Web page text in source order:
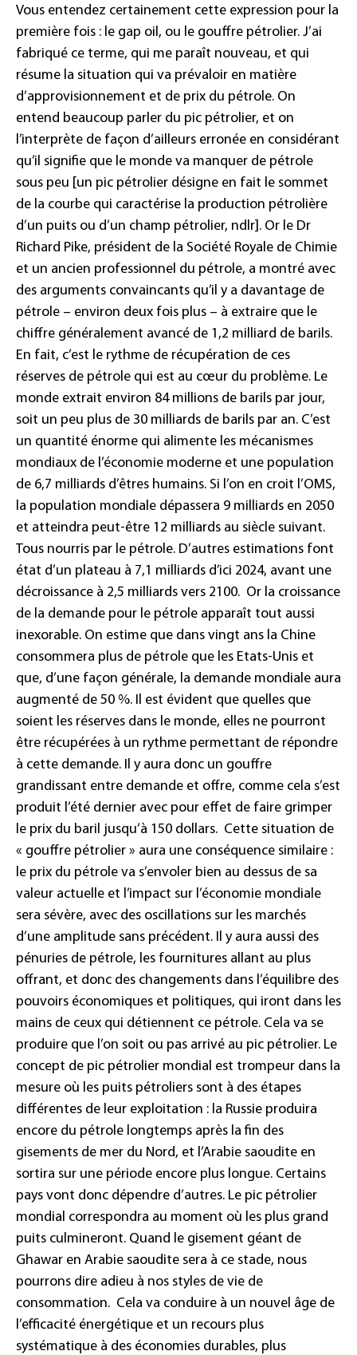
Vous entendez certainement cette expression pour la
première fois : le gap oil, ou le gouffre pétrolier. J’ai
fabriqué ce terme, qui me paraît nouveau, et qui
résume la situation qui va prévaloir en matière
d’approvisionnement et de prix du pétrole. On
entend beaucoup parler du pic pétrolier, et on
l’interprète de façon d’ailleurs erronée en considérant
qu’il signifie que le monde va manquer de pétrole
sous peu [un pic pétrolier désigne en fait le sommet
de la courbe qui caractérise la production pétrolière
d’un puits ou d’un champ pétrolier, ndlr]. Or le Dr
Richard Pike, président de la Société Royale de Chimie
et un ancien professionnel du pétrole, a montré avec
des arguments convaincants qu’il y a davantage de
pétrole – environ deux fois plus – à extraire que le
chiffre généralement avancé de 1,2 milliard de barils.
En fait, c’est le rythme de récupération de ces
réserves de pétrole qui est au cœur du problème. Le
monde extrait environ 84 millions de barils par jour,
soit un peu plus de 30 milliards de barils par an. C’est
un quantité énorme qui alimente les mécanismes
mondiaux de l’économie moderne et une population
de 6,7 milliards d’êtres humains. Si l’on en croit l’OMS,
la population mondiale dépassera 9 milliards en 2050
et atteindra peut-être 12 milliards au siècle suivant.
Tous nourris par le pétrole. D’autres estimations font
état d’un plateau à 7,1 milliards d’ici 2024, avant une
décroissance à 2,5 milliards vers 2100. Or la croissance
de la demande pour le pétrole apparaît tout aussi
inexorable. On estime que dans vingt ans la Chine
consommera plus de pétrole que les Etats-Unis et
que, d’une façon générale, la demande mondiale aura
augmenté de 50 %. Il est évident que quelles que
soient les réserves dans le monde, elles ne pourront
être récupérées à un rythme permettant de répondre
à cette demande. Il y aura donc un gouffre
grandissant entre demande et offre, comme cela s’est
produit l’été dernier avec pour effet de faire grimper
le prix du baril jusqu’à 150 dollars. Cette situation de
« gouffre pétrolier » aura une conséquence similaire :
le prix du pétrole va s’envoler bien au dessus de sa
valeur actuelle et l’impact sur l’économie mondiale
sera sévère, avec des oscillations sur les marchés
d’une amplitude sans précédent. Il y aura aussi des
pénuries de pétrole, les fournitures allant au plus
offrant, et donc des changements dans l’équilibre des
pouvoirs économiques et politiques, qui iront dans les
mains de ceux qui détiennent ce pétrole. Cela va se
produire que l’on soit ou pas arrivé au pic pétrolier. Le
concept de pic pétrolier mondial est trompeur dans la
mesure où les puits pétroliers sont à des étapes
différentes de leur exploitation : la Russie produira
encore du pétrole longtemps après la fin des
gisements de mer du Nord, et l’Arabie saoudite en
sortira sur une période encore plus longue. Certains
pays vont donc dépendre d’autres. Le pic pétrolier
mondial correspondra au moment où les plus grand
puits culmineront. Quand le gisement géant de
Ghawar en Arabie saoudite sera à ce stade, nous
pourrons dire adieu à nos styles de vie de
consommation. Cela va conduire à un nouvel âge de
l’efficacité énergétique et un recours plus
systématique à des économies durables, plus